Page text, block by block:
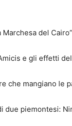
del Cairo”
e gli effetti
che mangiano le
due piemontesi: